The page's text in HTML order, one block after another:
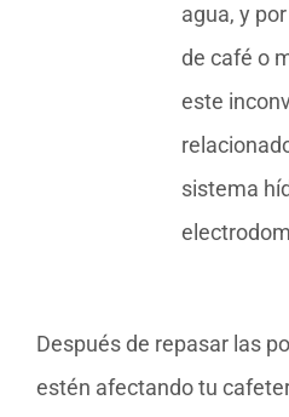
agua, y
de café o
este
sistema
Después de repasar las
estén afectando tu